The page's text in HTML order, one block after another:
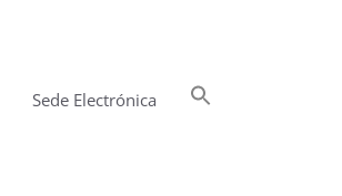
Sede Electrónica